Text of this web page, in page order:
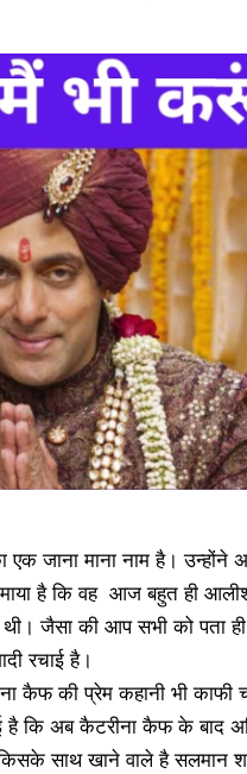
एक जाना माना नाम है।
है कि वह आज बहुत ही
जैसा की आप सभी को पता
रचाई है।
कैफ की प्रेम कहानी भी काफी
है कि अब कैटरीना कैफ के बाद
साथ खाने वाले है सलमान